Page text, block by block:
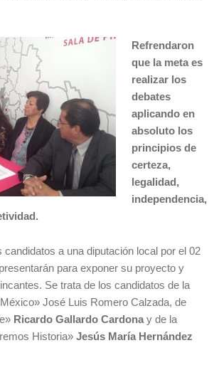
Refrendaron
que la meta es
realizar los
debates
aplicando en
absoluto los
principios de
certeza,
legalidad,
independencia,
candidatos a una diputación local por el 02
para exponer su proyecto y
Se trata de los candidatos de la
José Luis Romero Calzada, de
Ricardo Gallardo Cardona y de la
Historia» Jesús María Hernández